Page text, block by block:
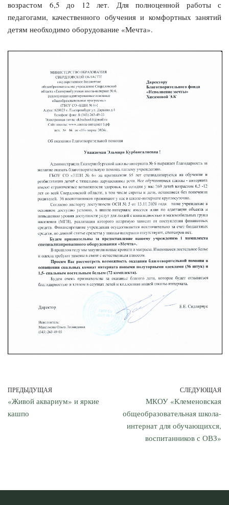
возрастом 6,5 до 12 лет. Для полноценной работы с
педагогами, качественного обучения и комфортных занятий
детям необходимо оборудование «Мечта».
ПРЕДЫДУЩАЯ
«Живой аквариум» и яркие
кашпо
СЛЕДУЮЩАЯ
МКОУ «Клеменовская
общеобразовательная школа-
интернат для обучающихся,
воспитанников с ОВЗ»